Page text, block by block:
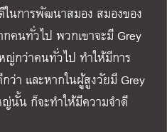
นการพัฒนาสมอง สมองของ
คนทั่วไป พวกเขาจะมี Grey
ญ่กว่าคนทั่วไป ทำให้มีการ
ว่า และหากในผู้สูงวัยมี Grey
ญ่นั้น ก็จะทำให้มีความจำดี